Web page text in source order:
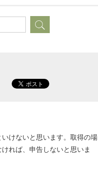
いけないと思います。取得の場
れば、申告しないと思いま